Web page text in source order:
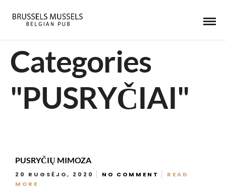
Categories
"PUSRYČIAI"
PUSRYČIŲ MIMOZA
20 RUGSĖJO, 2020 NO COMMENT
READ
MORE